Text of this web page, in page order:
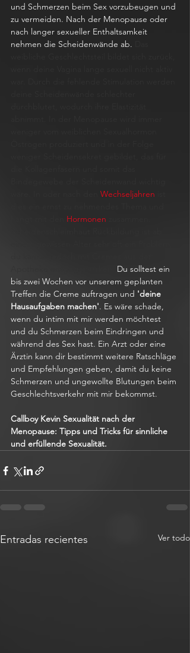
und Schmerzen beim Sex vorzubeugen und
zu vermeiden. Nach der Menopause oder
nach langer sexueller Enthaltsamkeit
nehmen die Scheidenwände ab.
Wechseljahren
Hormonen
Du solltest ein
bis zwei Wochen vor unserem geplanten
Treffen die Creme auftragen und 'deine
Hausaufgaben machen'. Es wäre schade,
wenn du intim mit mir werden möchtest
und du Schmerzen beim Eindringen und
während des Sex hast. Ein Arzt oder eine
Ärztin kann dir bestimmt weitere Ratschläge
und Empfehlungen geben, damit du keine
Schmerzen und ungewollte Blutungen beim
Geschlechtsverkehr mit mir bekommst.
Callboy Kevin Sexualität nach der
Menopause: Tipps und Tricks für sinnliche
und erfüllende Sexualität.
Entradas recientes Ver todo